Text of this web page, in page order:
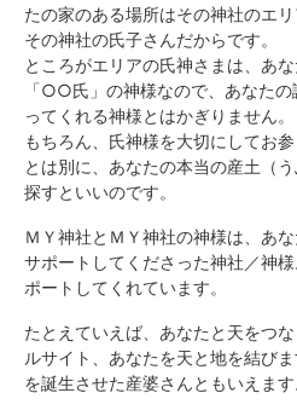
たの家のある場所はその神社のエ
その神社の氏子さんだからです。
ところがエリアの氏神さまは、あ
「○○氏」の神様なので、あなた
ってくれる神様とはかぎりません。
もちろん、氏神様を大切にしてお
とは別に、あなたの本当の産土（
探すといいのです。
ＭＹ神社とＭＹ神社の神様は、あ
サポートしてくださった神社／神
ポートしてくれています。
たとえていえば、あなたと天をつ
ルサイト、あなたを天と地を結び
を誕生させた産婆さんともいえます